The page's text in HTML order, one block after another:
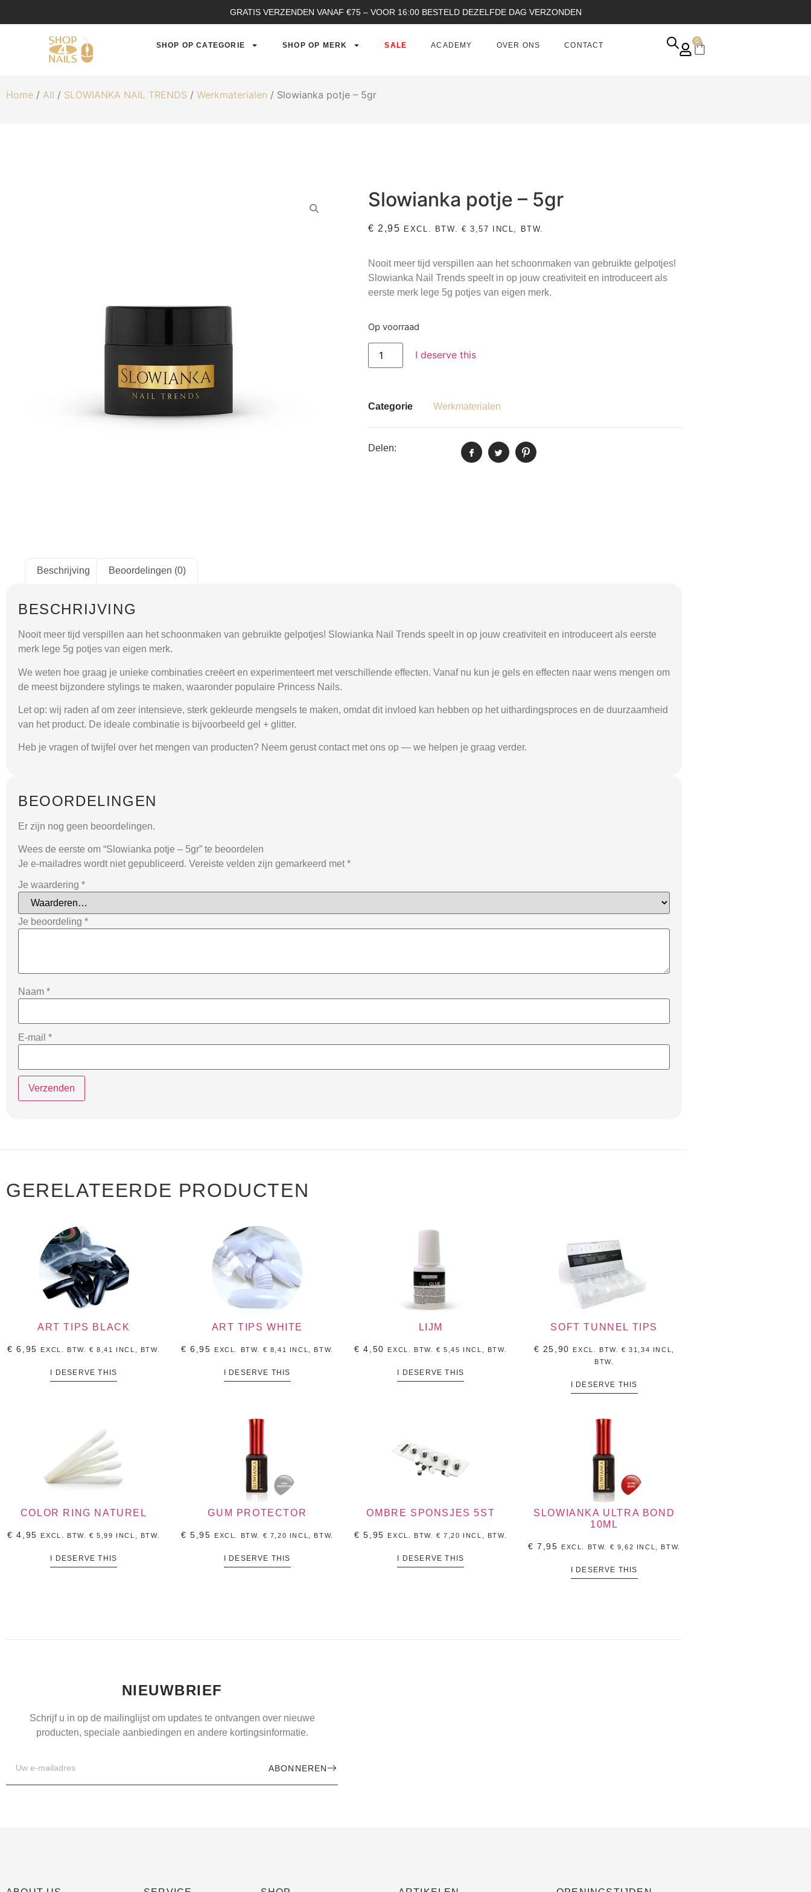
GRATIS VERZENDEN VANAF €75 – VOOR 16:00 BESTELD DEZELFDE DAG VERZONDEN
SHOP OP CATEGORIE SHOP OP MERK SALE ACADEMY OVER ONS CONTACT
0
Home / All / SLOWIANKA NAIL TRENDS / Werkmaterialen / Slowianka potje – 5gr
Slowianka potje – 5gr
€ 2,95 EXCL. BTW. € 3,57 INCL, BTW.
Nooit meer tijd verspillen aan het schoonmaken van gebruikte gelpotjes!
Slowianka Nail Trends speelt in op jouw creativiteit en introduceert als
eerste merk lege 5g potjes van eigen merk.
Op voorraad
I deserve this
Categorie Werkmaterialen
Delen:
Beschrijving Beoordelingen (0)
BESCHRIJVING
Nooit meer tijd verspillen aan het schoonmaken van gebruikte gelpotjes! Slowianka Nail Trends speelt in op jouw creativiteit en introduceert als eerste
merk lege 5g potjes van eigen merk.
We weten hoe graag je unieke combinaties creëert en experimenteert met verschillende effecten. Vanaf nu kun je gels en effecten naar wens mengen om
de meest bijzondere stylings te maken, waaronder populaire Princess Nails.
Let op: wij raden af om zeer intensieve, sterk gekleurde mengsels te maken, omdat dit invloed kan hebben op het uithardingsproces en de duurzaamheid
van het product. De ideale combinatie is bijvoorbeeld gel + glitter.
Heb je vragen of twijfel over het mengen van producten? Neem gerust contact met ons op — we helpen je graag verder.
BEOORDELINGEN
Er zijn nog geen beoordelingen.
Wees de eerste om “Slowianka potje – 5gr” te beoordelen
Je e-mailadres wordt niet gepubliceerd. Vereiste velden zijn gemarkeerd met *
Je waardering *
Je beoordeling *
Naam *
E-mail *
GERELATEERDE PRODUCTEN
ART TIPS BLACK
€ 6,95 EXCL. BTW.€ 8,41 INCL, BTW.
I DESERVE THIS
ART TIPS WHITE
€ 6,95 EXCL. BTW. € 8,41 INCL, BTW.
I DESERVE THIS
LIJM
€ 4,50 EXCL. BTW.€ 5,45 INCL, BTW.
I DESERVE THIS
SOFT TUNNEL TIPS
€ 25,90 EXCL. BTW.€ 31,34 INCL,
BTW.
I DESERVE THIS
COLOR RING NATUREL
€ 4,95 EXCL. BTW.€ 5,99 INCL, BTW.
I DESERVE THIS
GUM PROTECTOR
€ 5,95 EXCL. BTW. € 7,20 INCL, BTW.
I DESERVE THIS
OMBRE SPONSJES 5ST
€ 5,95 EXCL. BTW.€ 7,20 INCL, BTW.
I DESERVE THIS
SLOWIANKA ULTRA BOND
10ML
€ 7,95 EXCL. BTW. € 9,62 INCL, BTW.
I DESERVE THIS
NIEUWBRIEF
Schrijf u in op de mailinglijst om updates te ontvangen over nieuwe
producten, speciale aanbiedingen en andere kortingsinformatie.
ABONNEREN